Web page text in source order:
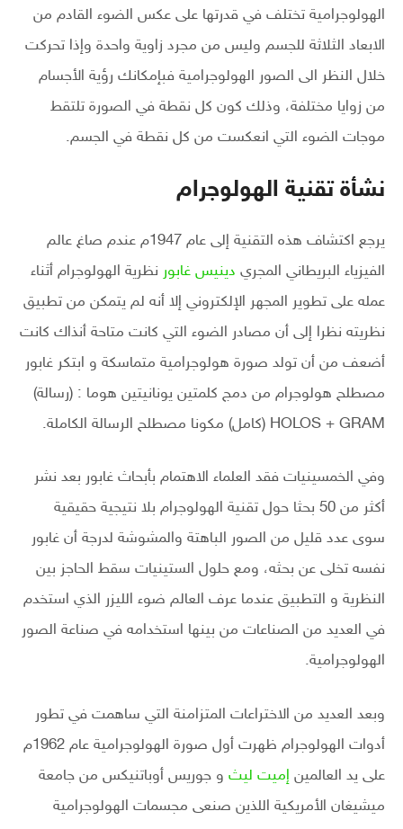
الهولوجرامية تختلف في قدرتها على عكس الضوء القادم من
الابعاد الثلاثة للجسم وليس من مجرد زاوية واحدة وإذا تحركت
خلال النظر الى الصور الهولوجرامية فبإمكانك رؤية الأجسام
من زوايا مختلفة، وذلك كون كل نقطة في الصورة تلتقط
موجات الضوء التي انعكست من كل نقطة في الجسم.
نشأة تقنية الهولوجرام
يرجع اكتشاف هذه التقنية إلى عام 1947م عندم صاغ عالم
الفيزياء البريطاني المجري دينيس غابور نظرية الهولوجرام أثناء
عمله على تطوير المجهر الإلكتروني إلا أنه لم يتمكن من تطبيق
نظريته نظرا إلى أن مصادر الضوء التي كانت متاحة أنذاك كانت
أضعف من أن تولد صورة هولوجرامية متماسكة و ابتكر غابور
مصطلح هولوجرام من دمج كلمتين يونانيتين هوما : (رسالة)
HOLOS + GRAM (كامل) مكونا مصطلح الرسالة الكاملة.
وفي الخمسينيات فقد العلماء الاهتمام بأبحاث غابور بعد نشر
أكثر من 50 بحثا حول تقنية الهولوجرام بلا نتيجية حقيقية
سوى عدد قليل من الصور الباهتة والمشوشة لدرجة أن غابور
نفسه تخلى عن بحثه، ومع حلول الستينيات سقط الحاجز بين
النظرية و التطبيق عندما عرف العالم ضوء الليزر الذي استخدم
في العديد من الصناعات من بينها استخدامه في صناعة الصور
الهولوجرامية.
وبعد العديد من الاختراعات المتزامنة التي ساهمت في تطور
أدوات الهولوجرام ظهرت أول صورة الهولوجرامية عام 1962م
على يد العالمين إميت ليث و جوريس أوباتنيكس من جامعة
ميشيغان الأمريكية اللذين صنعى مجسمات الهولوجرامية